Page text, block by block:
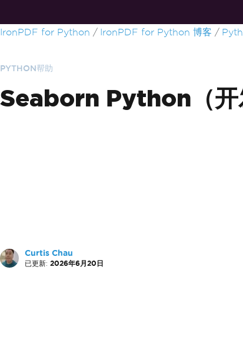
跳至页脚内容
IronPDF for Python IronPDF for Python 博客
PYTHON帮助
Seaborn Python（开
Curtis Chau
已更新: 2026年6月20日